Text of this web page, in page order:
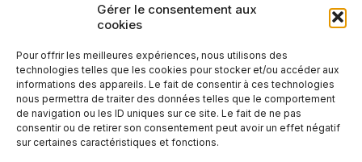
Gérer le consentement aux
cookies
Pour offrir les meilleures expériences, nous utilisons des
technologies telles que les cookies pour stocker et/ou accéder aux
informations des appareils. Le fait de consentir à ces technologies
nous permettra de traiter des données telles que le comportement
de navigation ou les ID uniques sur ce site. Le fait de ne pas
consentir ou de retirer son consentement peut avoir un effet négatif
sur certaines caractéristiques et fonctions.
e de
conduite
plus sûre
et plus
agréable.